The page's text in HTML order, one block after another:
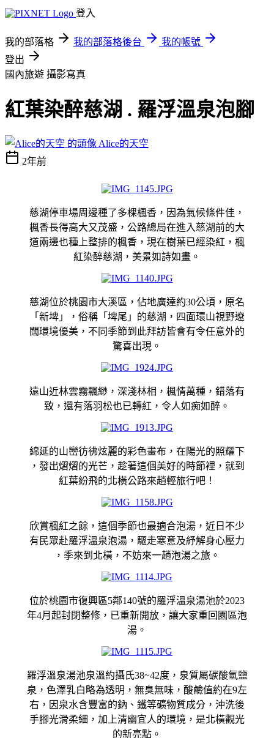
登入
我的部落格 我的部落格後台
我的帳號
登出
國內旅遊 攝影寫真
紅葉染醉慈湖 . 羅浮溫泉泡腳
Alice的天空
2年前
慈湖停車場周邊種了多棵楓香，因為氣候條件佳，
楓香長得高大又茂盛，公路總局在進入慈湖前的大
道兩邊也種上整排的楓香，現在樹葉已經染紅，楓
紅染醉慈湖，美景如詩如畫。
慈湖位於桃園市大溪區，佔地廣達約30公頃，原名
「新埤」，俗稱「埤尾」的慈湖，四面環山視野遼
闊環境優美，不同季節到此拜訪皆會有令任意外的
驚喜出現。
遠山近林雲霧飄緲，深淺林相，楓情萬種，錯落有
致，還有落羽松也已轉紅，令人如痴如醉。
綿延的山巒彷彿炫麗的彩色畫布，在陽光的照耀下
，發出熠熠的光芒，趁著這個美好的時節裡，就到
紅葉紛飛的北橫公路來趟輕旅行吧！
欣賞楓紅之餘，這個季節也最適合泡湯，近日不少
有民眾赴羅浮溫泉泡湯，驅走寒意及紓解身心壓力
，季來到北橫，不妨來一趟泡湯之旅。
位於桃園市復興區5鄰140號的羅浮溫泉湯池於2023
年4月起封閉整修，已重新開放，讓大家重回園區泡
湯。
羅浮溫泉湯池泉溫約攝氏38~42度，泉質屬碳酸氫鹽
泉，色澤乳白略為透明，無臭無味，酸鹼值約在9左
右，因泉水含豐富的鈉、鐵等礦物質成分，沖洗後
手腳光滑柔細，加上清幽宜人的環境，是北橫觀光
的新亮點。